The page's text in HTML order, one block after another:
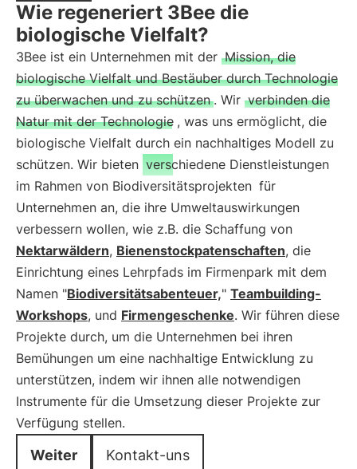
Wie regeneriert 3Bee die
biologische Vielfalt?
3Bee ist ein Unternehmen mit der Mission, die
biologische Vielfalt und Bestäuber durch Technologie
zu überwachen und zu schützen . Wir verbinden die
Natur mit der Technologie , was uns ermöglicht, die
biologische Vielfalt durch ein nachhaltiges Modell zu
schützen. Wir bieten verschiedene Dienstleistungen
im Rahmen von Biodiversitätsprojekten für
Unternehmen an, die ihre Umweltauswirkungen
verbessern wollen, wie z.B. die Schaffung von
Nektarwäldern, Bienenstockpatenschaften, die
Einrichtung eines Lehrpfads im Firmenpark mit dem
Namen "Biodiversitätsabenteuer," Teambuilding-
Workshops, und Firmengeschenke. Wir führen diese
Projekte durch, um die Unternehmen bei ihren
Bemühungen um eine nachhaltige Entwicklung zu
unterstützen, indem wir ihnen alle notwendigen
Instrumente für die Umsetzung dieser Projekte zur
Verfügung stellen.
Weiter Kontakt-uns